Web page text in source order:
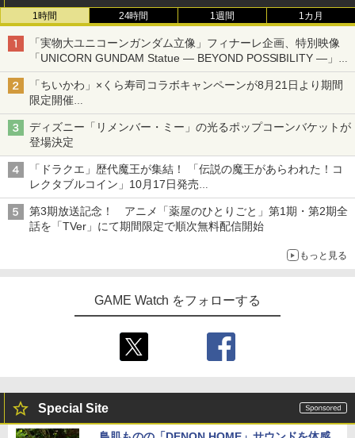
1時間 24時間 1週間 1カ月
「実物大ユニコーンガンダム立像」フィナーレ企画、特別映像
「UNICORN GUNDAM Statue ― BEYOND POSSIBILITY ―」が
8月22日から10日間限定で上映
「ちいかわ」×くら寿司コラボキャンペーンが8月21日より期間
限定開催
オリジナルの湯呑みや寿司皿が景品に登場！
ディズニー「リメンバー・ミー」の光るポップコーンバケットが
登場決定
「ドラクエ」歴代魔王が集結！ 「伝説の魔王があらわれた！コ
レクタブルコイン」10月17日発売
スクエニ・e-STOREで予約受付中
第3期放送記念！ アニメ「薬屋のひとりごと」第1期・第2期全
話を「TVer」にて期間限定で順次無料配信開始
もっと見る
GAME Watch をフォローする
Special Site